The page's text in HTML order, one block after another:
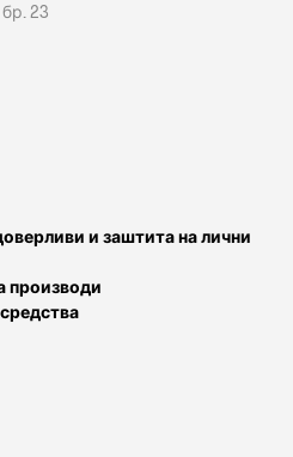
23
и заштита на лични
производи